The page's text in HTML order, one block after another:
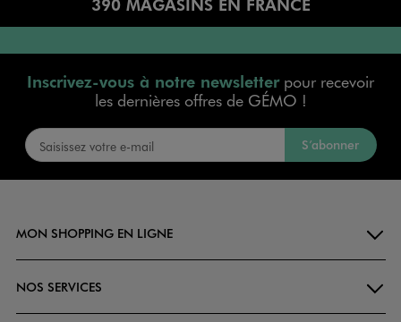
Inscrivez-vous à notre newsletterpour recevoir
les dernières offres de GÉMO !
S’abonner
MON SHOPPING EN LIGNE
NOS SERVICES